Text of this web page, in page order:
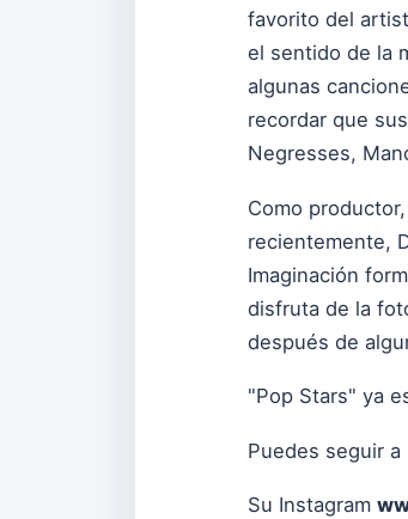
favorito del
el sentido de la
algunas
recordar que
Negresses,
Como
recientemente,
Imaginación
disfruta de la
después de
"Pop Stars" ya
Puedes seguir
Su Instagram